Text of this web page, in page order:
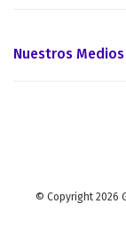
Nuestros Medios
© Copyright 2026